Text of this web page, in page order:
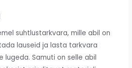
suhtlustarkvara, mille abil on
lauseid ja lasta tarkvara
lugeda. Samuti on selle abil